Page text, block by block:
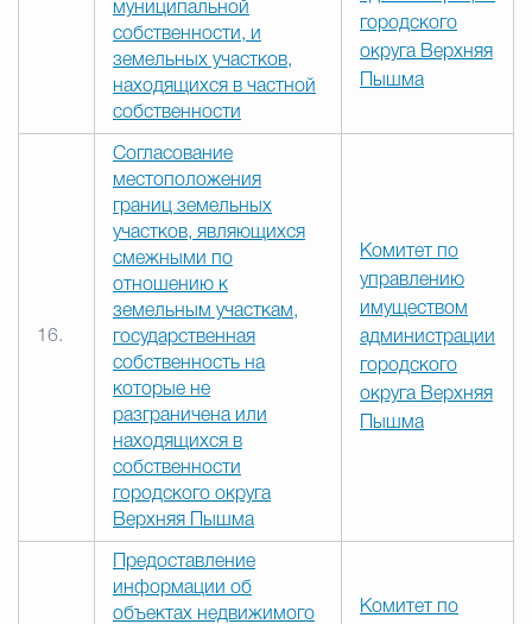
муниципальной
собственности, и
земельных участков,
находящихся в частной
собственности
городского
округа Верхняя
Пышма
16.
Согласование
местоположения
границ земельных
участков, являющихся
смежными по
отношению к
земельным участкам,
государственная
собственность на
которые не
разграничена или
находящихся в
собственности
городского округа
Верхняя Пышма
Комитет по
управлению
имуществом
администрации
городского
округа Верхняя
Пышма
Предоставление
информации об
объектах недвижимого
Комитет по